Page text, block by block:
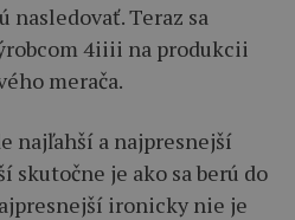
nasledovať. Teraz sa
4iiii na produkcii
merača.
najľahší a najpresnejší
skutočne je ako sa berú do
ironicky nie je